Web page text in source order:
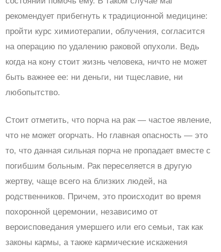
рекомендует прибегнуть к традиционной медицине:
пройти курс химиотерапии, облучения, согласится
на операцию по удалению раковой опухоли. Ведь
когда на кону стоит жизнь человека, ничто не может
быть важнее ее: ни деньги, ни тщеславие, ни
любопытство.
Стоит отметить, что порча на рак — частое явление,
что не может огорчать. Но главная опасность — это
то, что данная сильная порча не пропадает вместе с
погибшим больным. Рак переселяется в другую
жертву, чаще всего на близких людей, на
родственников. Причем, это происходит во время
похоронной церемонии, независимо от
вероисповедания умершего или его семьи, так как
законы кармы, а также кармические искажения